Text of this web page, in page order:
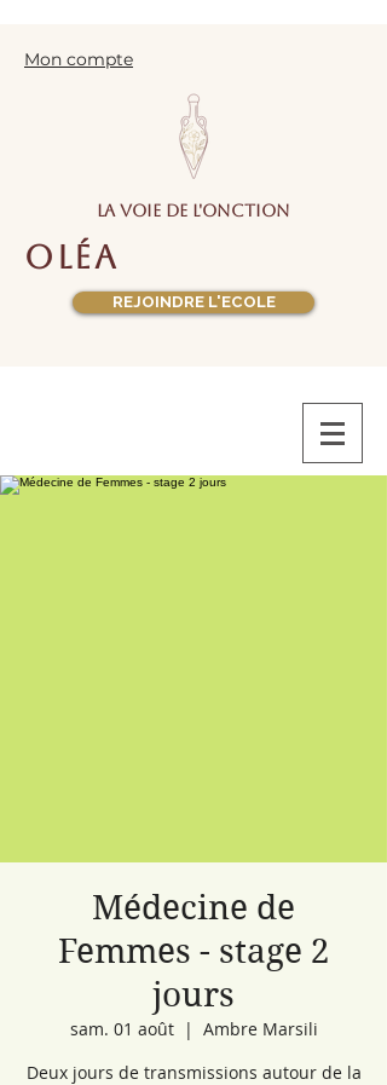
Mon compte
la voie de l'onction
oléa
REJOINDRE L'ECOLE
Médecine de
Femmes - stage 2
jours
sam. 01 août
  |
Ambre Marsili
Deux jours de transmissions autour de la